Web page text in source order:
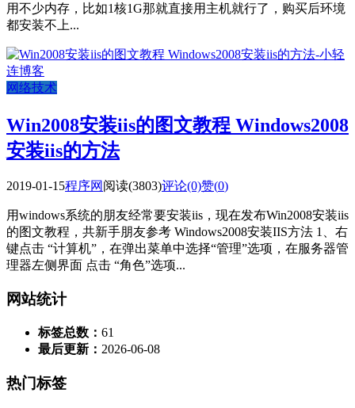
用不少内存，比如1核1G那就直接用主机就行了，购买后环境
都安装不上...
网络技术
Win2008安装iis的图文教程 Windows2008
安装iis的方法
2019-01-15程序网 阅读(3803)评论(0)赞(0)
用windows系统的朋友经常要安装iis，现在发布Win2008安装iis
的图文教程，共新手朋友参考 Windows2008安装IIS方法 1、右
键点击 “计算机”，在弹出菜单中选择“管理”选项，在服务器管
理器左侧界面 点击 “角色”选项...
网站统计
标签总数： 61
最后更新： 2026-06-08
热门标签